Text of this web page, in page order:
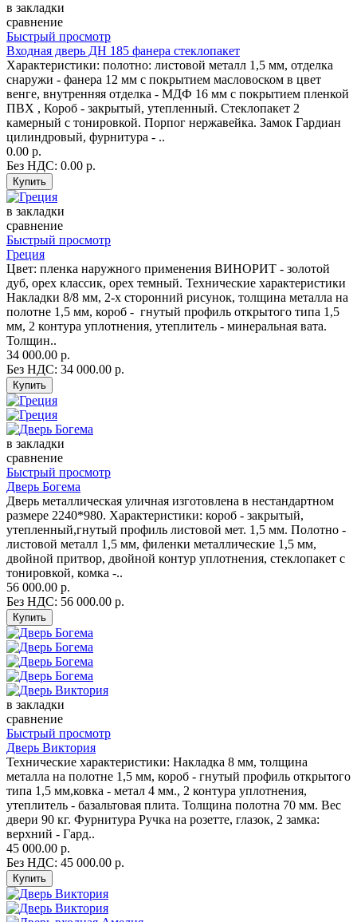
в закладки
сравнение
Быстрый просмотр
Входная дверь ДН 185 фанера стеклопакет
Характеристики: полотно: листовой металл 1,5 мм, отделка
снаружи - фанера 12 мм с покрытием масловоском в цвет
венге, внутренняя отделка - МДФ 16 мм с покрытием пленкой
ПВХ , Короб - закрытый, утепленный. Стеклопакет 2
камерный с тонировкой. Порпог нержавейка. Замок Гардиан
цилиндровый, фурнитура - ..
0.00 р.
Без НДС: 0.00 р.
в закладки
сравнение
Быстрый просмотр
Греция
Цвет: пленка наружного применения ВИНОРИТ - золотой
дуб, орех классик, орех темный. Технические характеристики
Накладки 8/8 мм, 2-х сторонний рисунок, толщина металла на
полотне 1,5 мм, короб - гнутый профиль открытого типа 1,5
мм, 2 контура уплотнения, утеплитель - минеральная вата.
Толщин..
34 000.00 р.
Без НДС: 34 000.00 р.
в закладки
сравнение
Быстрый просмотр
Дверь Богема
Дверь металлическая уличная изготовлена в нестандартном
размере 2240*980. Характеристики: короб - закрытый,
утепленный,гнутый профиль листовой мет. 1,5 мм. Полотно -
листовой металл 1,5 мм, филенки металлические 1,5 мм,
двойной притвор, двойной контур уплотнения, стеклопакет с
тонировкой, комка -..
56 000.00 р.
Без НДС: 56 000.00 р.
в закладки
сравнение
Быстрый просмотр
Дверь Виктория
Технические характеристики: Накладка 8 мм, толщина
металла на полотне 1,5 мм, короб - гнутый профиль открытого
типа 1,5 мм,ковка - метал 4 мм., 2 контура уплотнения,
утеплитель - базальтовая плита. Толщина полотна 70 мм. Вес
двери 90 кг. Фурнитура Ручка на розетте, глазок, 2 замка:
верхний - Гард..
45 000.00 р.
Без НДС: 45 000.00 р.